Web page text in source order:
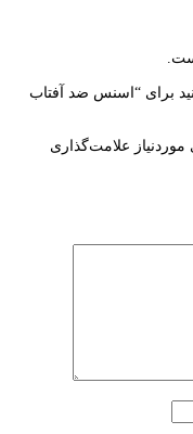
برای “اسنس ضد آفتاب
علامت‌گذاری